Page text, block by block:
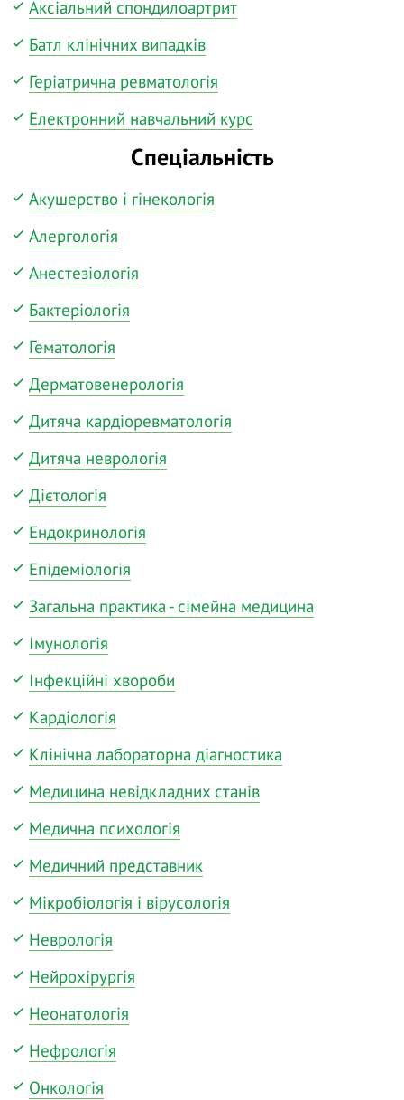
Аксіальний спондилоартрит
Батл клінічних випадків
Геріатрична ревматологія
Електронний навчальний курс
Спеціальність
Акушерство і гінекологія
Алергологія
Анестезіологія
Бактеріологія
Гематологія
Дерматовенерологія
Дитяча кардіоревматологія
Дитяча неврологія
Дієтологія
Ендокринологія
Епідеміологія
Загальна практика - сімейна медицина
Імунологія
Інфекційні хвороби
Кардіологія
Клінічна лабораторна діагностика
Медицина невідкладних станів
Медична психологія
Медичний представник
Мікробіологія і вірусологія
Неврологія
Нейрохірургія
Неонатологія
Нефрологія
Онкологія